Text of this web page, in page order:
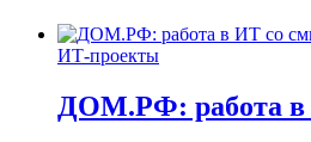
ИТ-проекты
ДОМ.РФ: работа в